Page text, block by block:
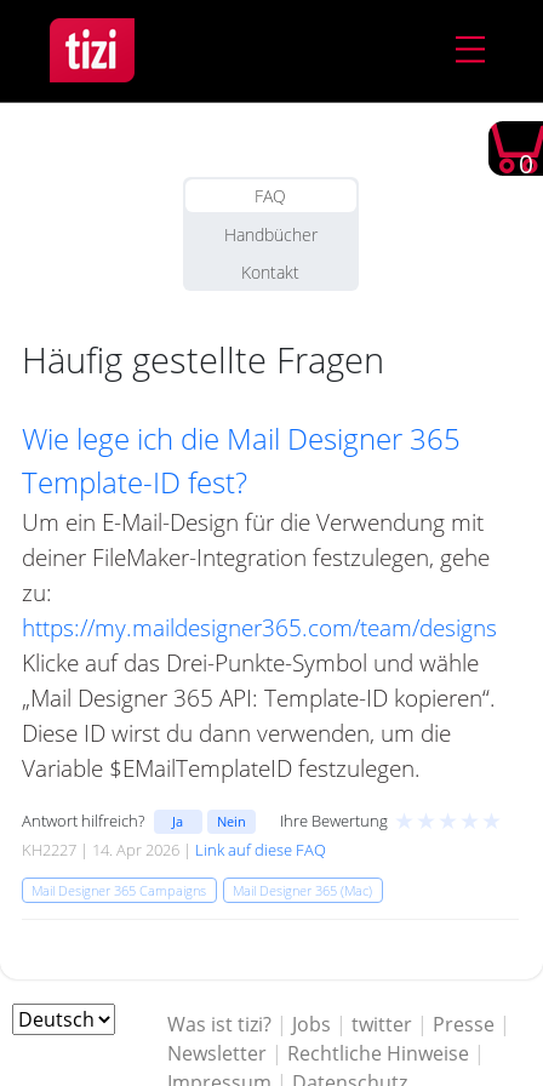
0
FAQ
Handbücher
Kontakt
Häufig gestellte Fragen
Wie lege ich die Mail Designer 365
Template-ID fest?
Um ein E-Mail-Design für die Verwendung mit
deiner FileMaker-Integration festzulegen, gehe
zu:
https://my.maildesigner365.com/team/designs
Klicke auf das Drei-Punkte-Symbol und wähle
„Mail Designer 365 API: Template-ID kopieren“.
Diese ID wirst du dann verwenden, um die
Variable $EMailTemplateID festzulegen.
Antwort hilfreich? Ja Nein Ihre Bewertung ★ ★ ★ ★ ★
KH2227 | 14. Apr 2026 | Link auf diese FAQ
Mail Designer 365 Campaigns Mail Designer 365 (Mac)
Was ist tizi? | Jobs |twitter | Presse |
Newsletter | Rechtliche Hinweise |